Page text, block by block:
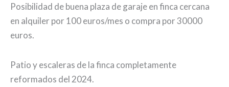
Posibilidad de buena plaza de garaje en finca cercana
en alquiler por 100 euros/mes o compra por 30000
euros.
Patio y escaleras de la finca completamente
reformados del 2024.